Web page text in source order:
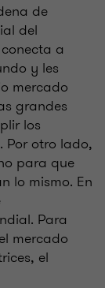
de
del
a
y les
mercado
grandes
los
Por otro lado,
para que
lo mismo. En
Para
mercado
el